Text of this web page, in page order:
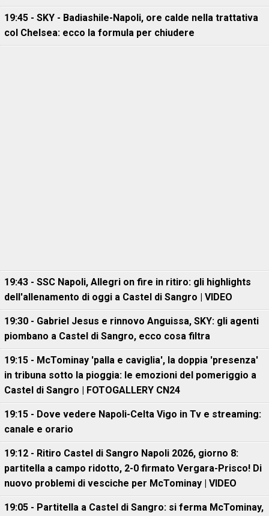
19:45 - SKY - Badiashile-Napoli, ore calde nella trattativa
col Chelsea: ecco la formula per chiudere
19:43 - SSC Napoli, Allegri on fire in ritiro: gli highlights
dell'allenamento di oggi a Castel di Sangro | VIDEO
19:30 - Gabriel Jesus e rinnovo Anguissa, SKY: gli agenti
piombano a Castel di Sangro, ecco cosa filtra
19:15 - McTominay 'palla e caviglia', la doppia 'presenza'
in tribuna sotto la pioggia: le emozioni del pomeriggio a
Castel di Sangro | FOTOGALLERY CN24
19:15 - Dove vedere Napoli-Celta Vigo in Tv e streaming:
canale e orario
19:12 - Ritiro Castel di Sangro Napoli 2026, giorno 8:
partitella a campo ridotto, 2-0 firmato Vergara-Prisco! Di
nuovo problemi di vesciche per McTominay | VIDEO
19:05 - Partitella a Castel di Sangro: si ferma McTominay,